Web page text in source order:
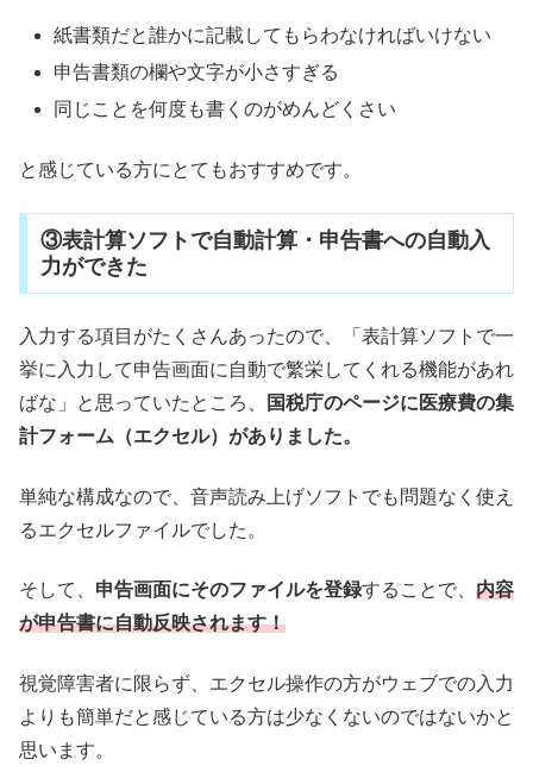
紙書類だと誰かに記載してもらわなければいけない
申告書類の欄や文字が小さすぎる
同じことを何度も書くのがめんどくさい
と感じている方にとてもおすすめです。
③表計算ソフトで自動計算・申告書への自動入
力ができた
入力する項目がたくさんあったので、「表計算ソフトで一
挙に入力して申告画面に自動で繁栄してくれる機能があれ
ばな」と思っていたところ、
国税庁のページに医療費の集
計フォーム（エクセル）がありました。
単純な構成なので、音声読み上げソフトでも問題なく使え
るエクセルファイルでした。
そして、 申告画面にそのファイルを登録することで、 内容
が申告書に自動反映されます！
視覚障害者に限らず、エクセル操作の方がウェブでの入力
よりも簡単だと感じている方は少なくないのではないかと
思います。